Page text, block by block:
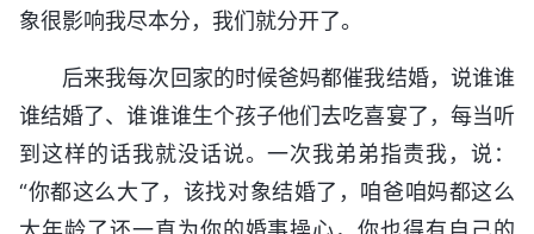
象很影响我尽本分，我们就分开了。
后来我每次回家的时候爸妈都催我结婚，说谁谁
谁结婚了、谁谁谁生个孩子他们去吃喜宴了，每当听
到这样的话我就没话说。一次我弟弟指责我，说：
“你都这么大了，该找对象结婚了，咱爸咱妈都这么